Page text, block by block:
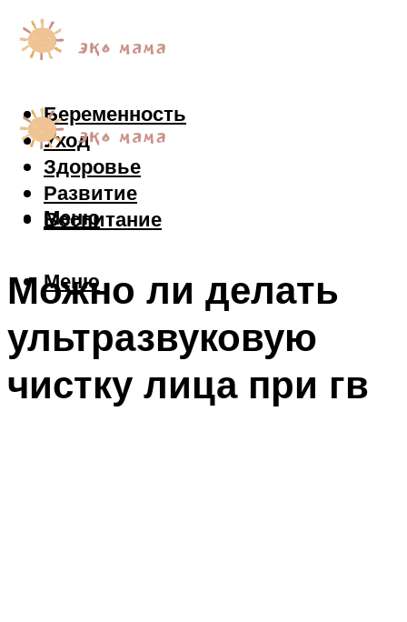
Беременность
Уход
Здоровье
Развитие
Воспитание
Меню
Меню
Можно ли делать
ультразвуковую
чистку лица при гв